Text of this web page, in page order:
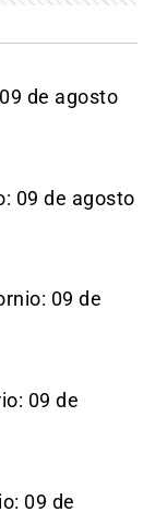
de agosto
09 de agosto
09 de
09 de
09 de